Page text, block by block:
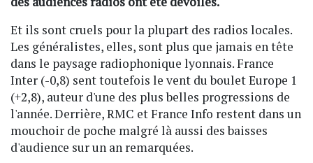
Et ils sont cruels pour la plupart des radios locales.
Les généralistes, elles, sont plus que jamais en tête
dans le paysage radiophonique lyonnais. France
Inter (-0,8) sent toutefois le vent du boulet Europe 1
(+2,8), auteur d'une des plus belles progressions de
l'année. Derrière, RMC et France Info restent dans un
mouchoir de poche malgré là aussi des baisses
d'audience sur un an remarquées.